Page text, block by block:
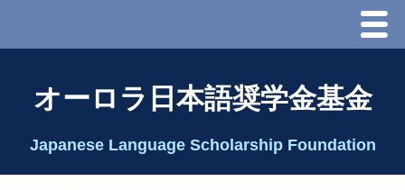
Menu
理事長代行あいさつ
オーロラ日本語奨学金基金
Japanese Language Scholarship Foundation